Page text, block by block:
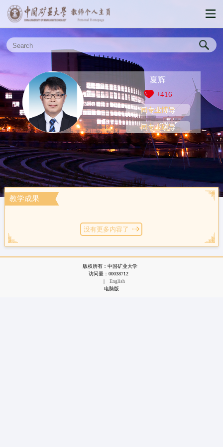
夏辉
+416
同专业博导
同专业硕导
教学成果
没有更多内容了
版权所有：中国矿业大学
访问量： 00038712
|
English
电脑版